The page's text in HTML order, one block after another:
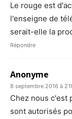
Le rouge est
l'enseigne de
serait-elle la
Répondre
Anonyme
8 septembre 2016 à
Chez nous c'est
sont autorisés